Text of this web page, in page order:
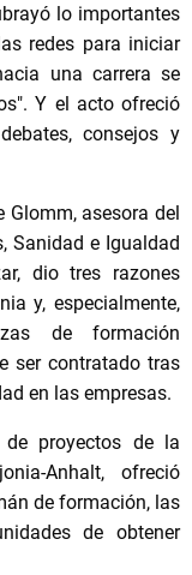
lo importantes
redes para iniciar
una carrera se
Y el acto ofreció
consejos y
asesora del
Sanidad e Igualdad
dio tres razones
y, especialmente,
de formación
ser contratado tras
en las empresas.
proyectos de la
Anhalt, ofreció
de formación, las
de obtener